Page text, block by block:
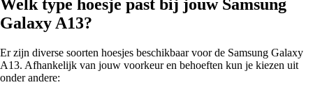
Welk type hoesje past bij jouw Samsung
Galaxy A13?
Er zijn diverse soorten hoesjes beschikbaar voor de Samsung Galaxy
A13. Afhankelijk van jouw voorkeur en behoeften kun je kiezen uit
onder andere: